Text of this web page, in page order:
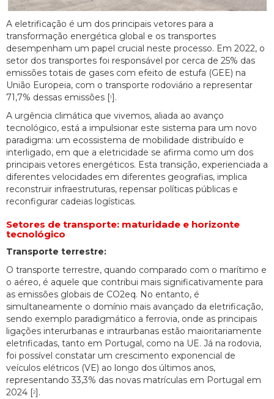
A eletrificação é um dos principais vetores para a
transformação energética global e os transportes
desempenham um papel crucial neste processo. Em 2022, o
setor dos transportes foi responsável por cerca de 25% das
emissões totais de gases com efeito de estufa (GEE) na
União Europeia, com o transporte rodoviário a representar
71,7% dessas emissões [1].
A urgência climática que vivemos, aliada ao avanço
tecnológico, está a impulsionar este sistema para um novo
paradigma: um ecossistema de mobilidade distribuído e
interligado, em que a eletricidade se afirma como um dos
principais vetores energéticos. Esta transição, experienciada a
diferentes velocidades em diferentes geografias, implica
reconstruir infraestruturas, repensar políticas públicas e
reconfigurar cadeias logísticas.
Setores de transporte: maturidade e horizonte
tecnológico
Transporte terrestre:
O transporte terrestre, quando comparado com o marítimo e
o aéreo, é aquele que contribui mais significativamente para
as emissões globais de CO2eq. No entanto, é
simultaneamente o domínio mais avançado da eletrificação,
sendo exemplo paradigmático a ferrovia, onde as principais
ligações interurbanas e intraurbanas estão maioritariamente
eletrificadas, tanto em Portugal, como na UE. Já na rodovia,
foi possível constatar um crescimento exponencial de
veículos elétricos (VE) ao longo dos últimos anos,
representando 33,3% das novas matrículas em Portugal em
2024 [2].